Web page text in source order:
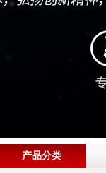
产品分类